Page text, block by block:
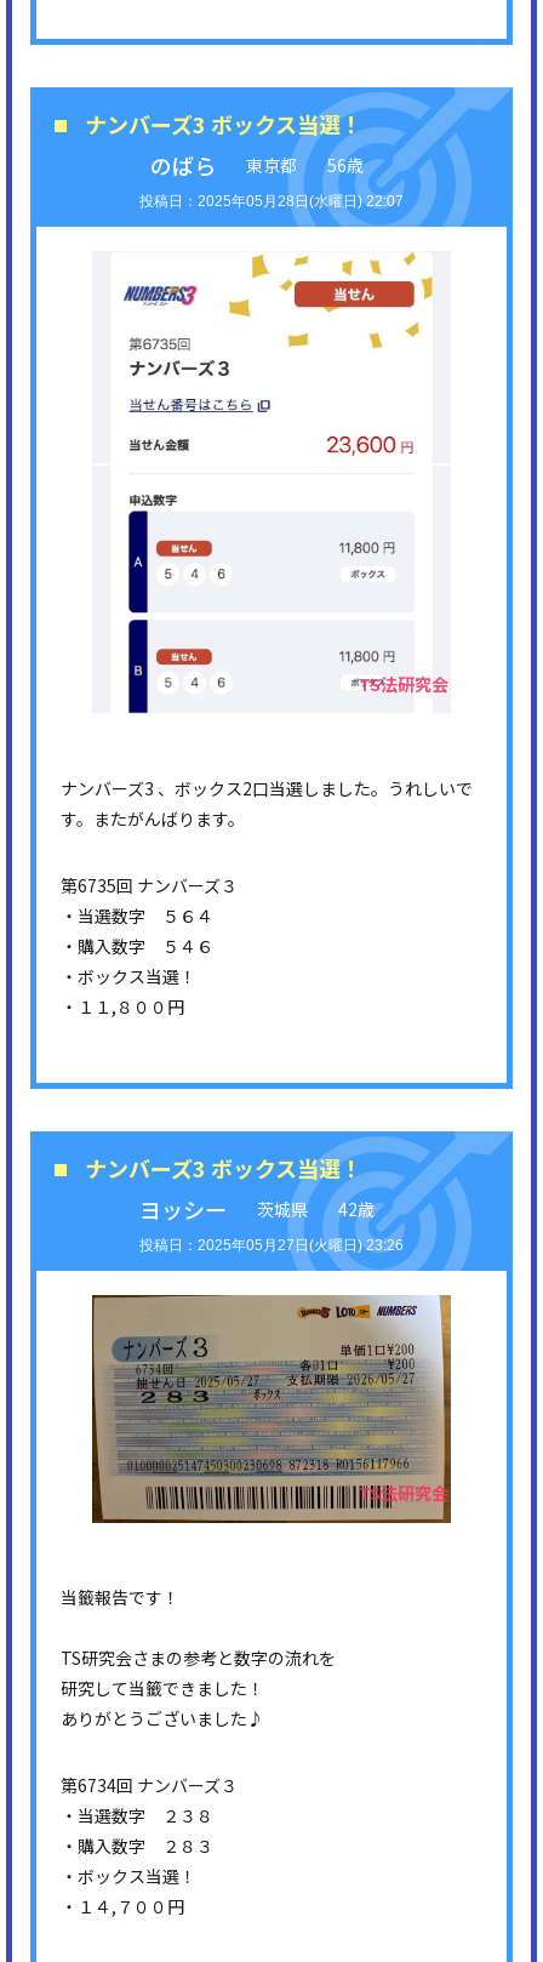
ナンバーズ3 ボックス当選！
のばら
東京都 56歳
2025年05月28日(水曜日) 22:07
ナンバーズ3 、ボックス2口当選しました。うれしいで
す。またがんばります。
第6735回 ナンバーズ３
・当選数字 ５６４
・購入数字 ５４６
・ボックス当選！
・１１,８００円
ナンバーズ3 ボックス当選！
ヨッシー
茨城県 42歳
2025年05月27日(火曜日) 23:26
当籤報告です！
TS研究会さまの参考と数字の流れを
研究して当籤できました！
ありがとうございました♪
第6734回 ナンバーズ３
・当選数字 ２３８
・購入数字 ２８３
・ボックス当選！
・１４,７００円